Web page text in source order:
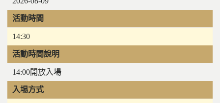
活動時間
14:30
活動時間說明
14:00開放入場
入埸方式